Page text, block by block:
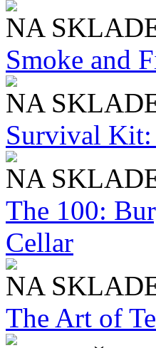
NA
Smoke and
NA
Survival Kit:
NA
The 100:
Cellar
NA
The Art of